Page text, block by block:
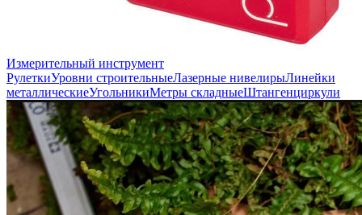
Измерительный инструмент
РулеткиУровни строительныеЛазерные нивелирыЛинейки
металлическиеУгольникиМетры складныеШтангенциркули